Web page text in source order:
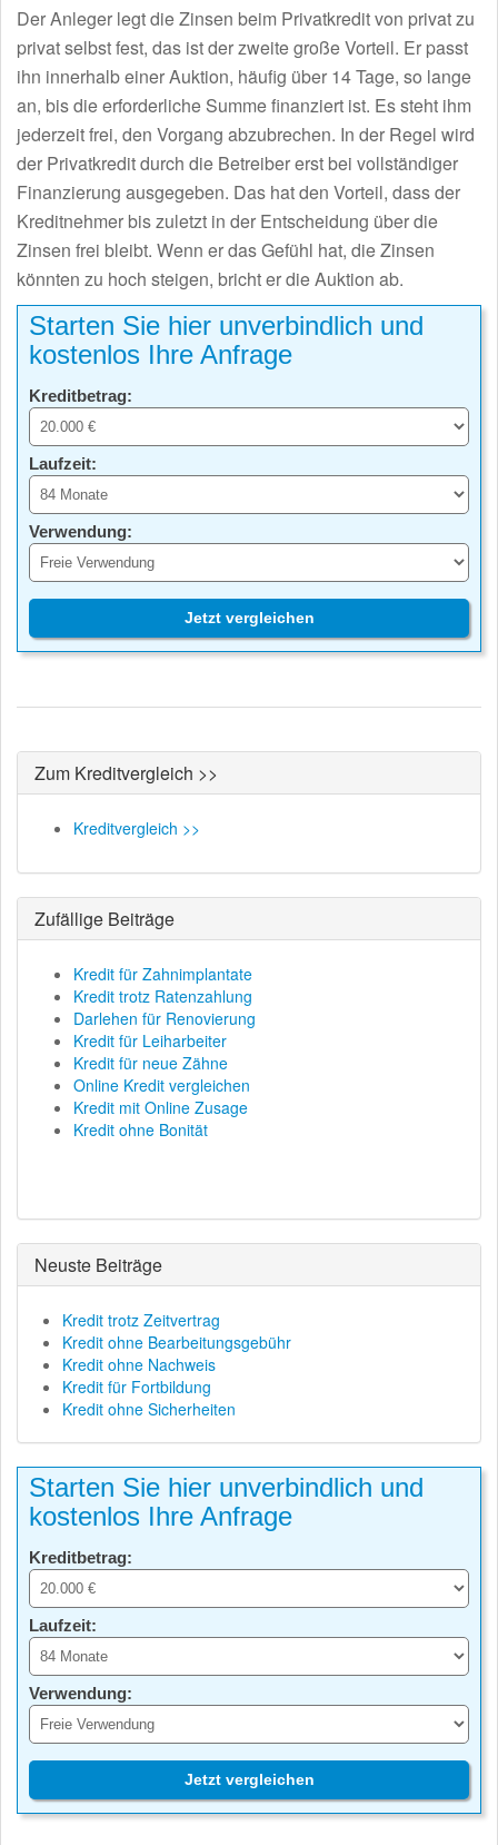
Der Anleger legt die Zinsen beim Privatkredit von privat zu
privat selbst fest, das ist der zweite große Vorteil. Er passt
ihn innerhalb einer Auktion, häufig über 14 Tage, so lange
an, bis die erforderliche Summe finanziert ist. Es steht ihm
jederzeit frei, den Vorgang abzubrechen. In der Regel wird
der Privatkredit durch die Betreiber erst bei vollständiger
Finanzierung ausgegeben. Das hat den Vorteil, dass der
Kreditnehmer bis zuletzt in der Entscheidung über die
Zinsen frei bleibt. Wenn er das Gefühl hat, die Zinsen
könnten zu hoch steigen, bricht er die Auktion ab.
Starten Sie hier unverbindlich und
kostenlos Ihre Anfrage
Kreditbetrag:
Laufzeit:
Verwendung:
Jetzt vergleichen
Zum Kreditvergleich >>
Kreditvergleich >>
Zufällige Beiträge
Kredit für Zahnimplantate
Kredit trotz Ratenzahlung
Darlehen für Renovierung
Kredit für Leiharbeiter
Kredit für neue Zähne
Online Kredit vergleichen
Kredit mit Online Zusage
Kredit ohne Bonität
Neuste Beiträge
Kredit trotz Zeitvertrag
Kredit ohne Bearbeitungsgebühr
Kredit ohne Nachweis
Kredit für Fortbildung
Kredit ohne Sicherheiten
Starten Sie hier unverbindlich und
kostenlos Ihre Anfrage
Kreditbetrag:
Laufzeit:
Verwendung:
Jetzt vergleichen